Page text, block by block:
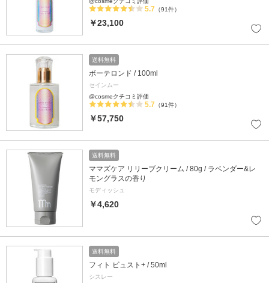
5.7 （91件）
￥23,100
送料無料
ボーテロンド / 100ml
セインムー
@cosmeクチコミ評価
5.7 （91件）
￥57,750
送料無料
ママズケア リリーブクリーム / 80g / ラベンダー&レ
モングラスの香り
モディッシュ
￥4,620
送料無料
フィト ビュスト+ / 50ml
シスレー